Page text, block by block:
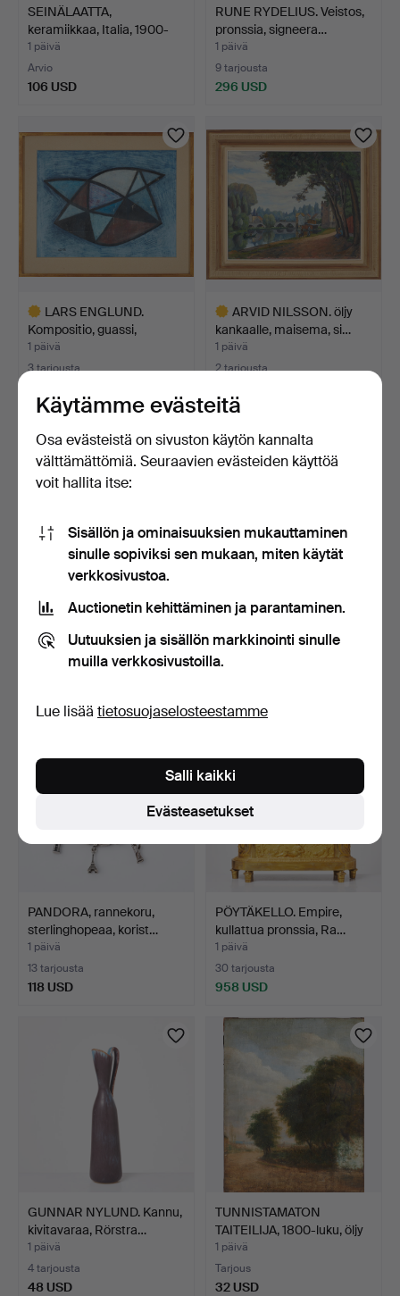
SEINÄLAATTA,
keramiikkaa, Italia, 1900-
luv…
1 päivä
Arvio
106 USD
RUNE RYDELIUS. Veistos,
pronssia, signeera…
1 päivä
9 tarjousta
296 USD
LARS ENGLUND.
Kompositio, guassi,
monogram…
1 päivä
3 tarjousta
Valittu
esine
ARVID NILSSON. öljy
kankaalle, maisema, si…
1 päivä
2 tarjousta
Valittu
esine
GYÖRGY VASTAGH.
Veistos, pronssia, esittää…
1 päivä
10 tarjousta
RUNE RYDELIUS. Veistos,
1 päivä
16 tarjousta
PANDORA, rannekoru,
sterlinghopeaa, korist…
1 päivä
13 tarjousta
118 USD
PÖYTÄKELLO. Empire,
kullattua pronssia, Ra…
1 päivä
30 tarjousta
958 USD
GUNNAR NYLUND. Kannu,
kivitavaraa, Rörstra…
1 päivä
4 tarjousta
48 USD
TUNNISTAMATON
TAITEILIJA, 1800-luku, öljy
…
1 päivä
Tarjous
32 USD
Käytämme evästeitä
Osa evästeistä on sivuston käytön kannalta
välttämättömiä. Seuraavien evästeiden käyttöä
voit hallita itse:
Sisällön ja ominaisuuksien mukauttaminen
sinulle sopiviksi sen mukaan, miten käytät
verkkosivustoa.
Auctionetin kehittäminen ja parantaminen.
Uutuuksien ja sisällön markkinointi sinulle
muilla verkkosivustoilla.
Lue lisää tietosuojaselosteestamme
Evästeasetukset
Salli kaikki